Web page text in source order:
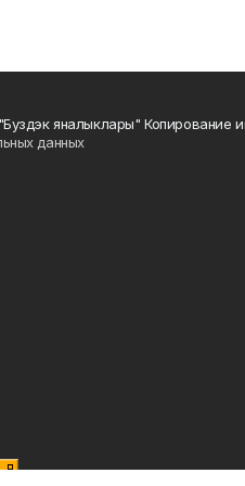
яналыклары" Копирование
данных